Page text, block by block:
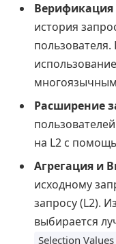
Верификация
история
Расширение
на L2 с
Агрегация и
исходному
запросу (L2).
выбирается
Selection Values